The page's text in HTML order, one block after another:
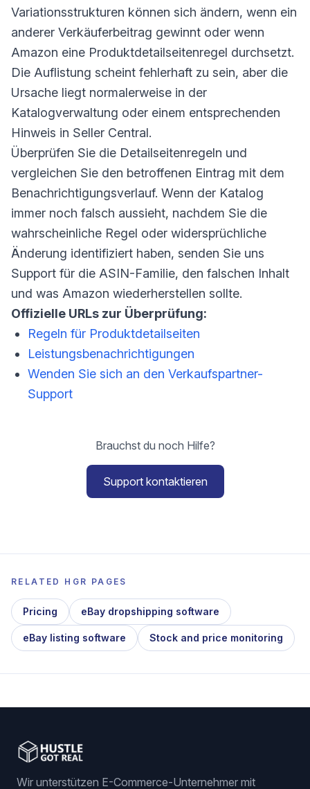
Variationsstrukturen können sich ändern, wenn ein
anderer Verkäuferbeitrag gewinnt oder wenn
Amazon eine Produktdetailseitenregel durchsetzt.
Die Auflistung scheint fehlerhaft zu sein, aber die
Ursache liegt normalerweise in der
Katalogverwaltung oder einem entsprechenden
Hinweis in Seller Central.
Überprüfen Sie die Detailseitenregeln und
vergleichen Sie den betroffenen Eintrag mit dem
Benachrichtigungsverlauf. Wenn der Katalog
immer noch falsch aussieht, nachdem Sie die
wahrscheinliche Regel oder widersprüchliche
Änderung identifiziert haben, senden Sie uns
Support für die ASIN-Familie, den falschen Inhalt
und was Amazon wiederherstellen sollte.
Offizielle URLs zur Überprüfung:
Regeln für Produktdetailseiten
Leistungsbenachrichtigungen
Wenden Sie sich an den Verkaufspartner-
Support
Brauchst du noch Hilfe?
Support kontaktieren
RELATED HGR PAGES
Pricing eBay dropshipping software
eBay listing software Stock and price monitoring
Wir unterstützen E-Commerce-Unternehmer mit